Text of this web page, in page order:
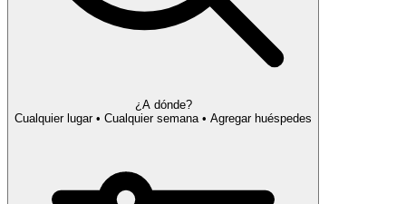
¿A dónde?
Cualquier lugar • Cualquier semana • Agregar huéspedes